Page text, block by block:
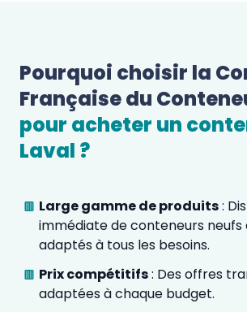
Pourquoi choisir la
Française du
Laval ?
Large gamme de produits:
immédiate de conteneurs neufs
adaptés à tous les besoins.
Prix compétitifs: Des offres
adaptées à chaque budget.